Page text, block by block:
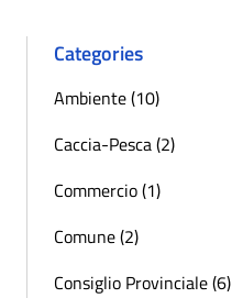
Categories
Ambiente (10)
Caccia-Pesca (2)
Commercio (1)
Comune (2)
Consiglio Provinciale (6)